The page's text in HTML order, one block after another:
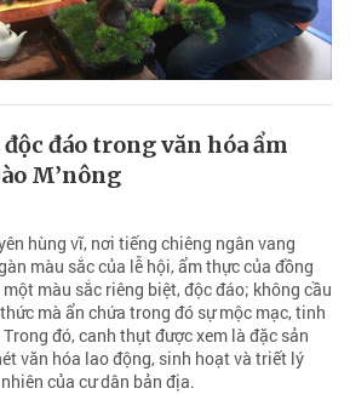
đáo trong văn hóa ẩm
M’nông
hùng vĩ, nơi tiếng chiêng ngân vang
màu sắc của lễ hội, ẩm thực của đồng
màu sắc riêng biệt, độc đáo; không cầu
mà ẩn chứa trong đó sự mộc mạc, tinh
đó, canh thụt được xem là đặc sản
văn hóa lao động, sinh hoạt và triết lý
của cư dân bản địa.